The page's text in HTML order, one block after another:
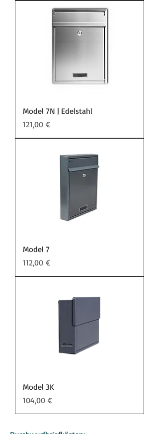
Model 7N | Edelstahl
Preis
121,00 €
Model 7
Preis
112,00 €
Model 3K
Preis
104,00 €